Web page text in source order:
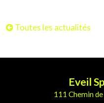
Toutes les actualités
Eveil
111 Chemin